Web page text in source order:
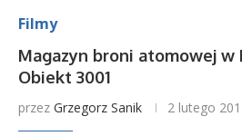
Filmy
Magazyn broni atomowej w
Obiekt 3001
przez Grzegorz Sanik 2 lutego